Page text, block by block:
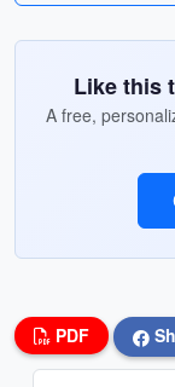
Like this
A free,
PDF